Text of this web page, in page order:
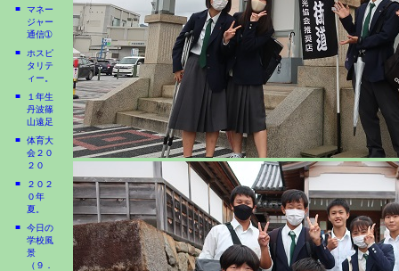
■
マネー
ジャー
通信➀
■
ホスピ
タリテ
ィー。
■
１年生
丹波篠
山遠足
■
体育大
会２０
２０
■
２０２
０年
夏。
■
今日の
学校風
景
（９．